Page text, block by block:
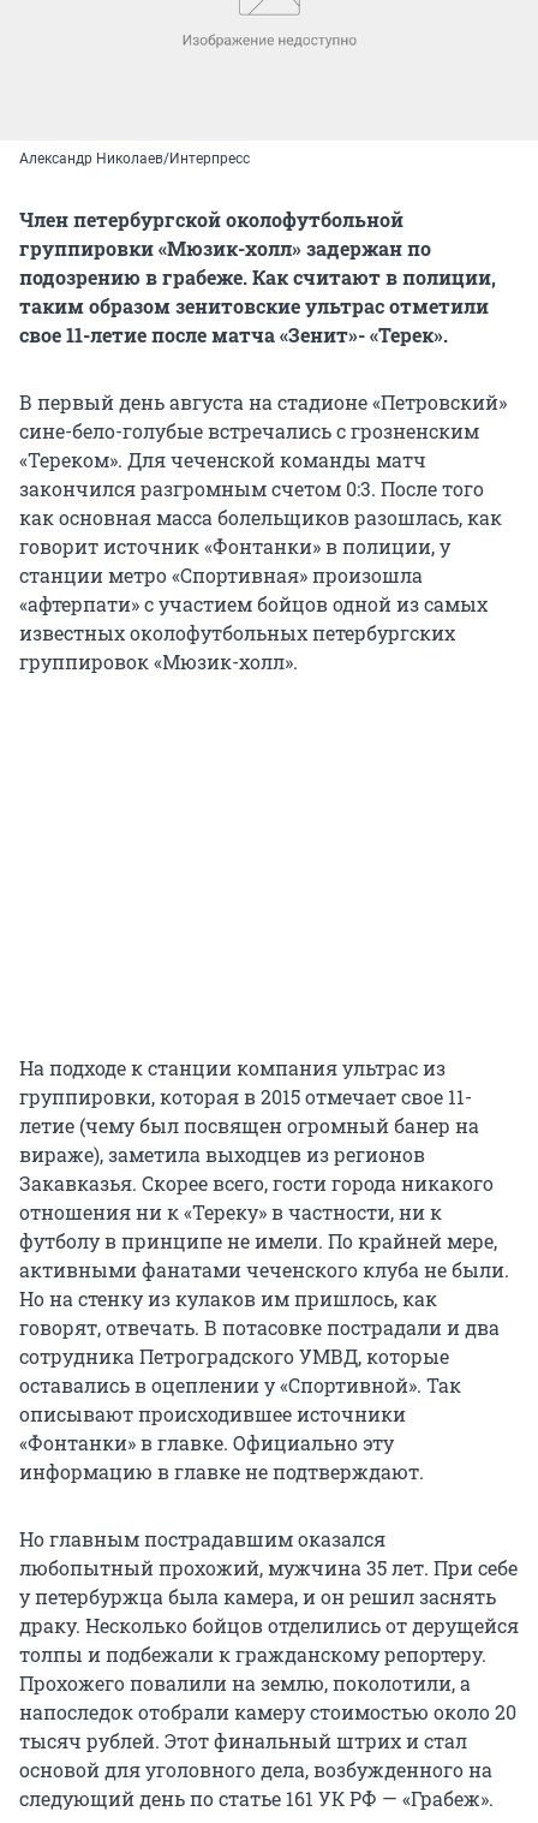
Александр Николаев/Интерпресс
Член петербургской околофутбольной
группировки «Мюзик-холл» задержан по
подозрению в грабеже. Как считают в полиции,
таким образом зенитовские ультрас отметили
свое 11-летие после матча «Зенит»- «Терек».
В первый день августа на стадионе «Петровский»
сине-бело-голубые встречались с грозненским
«Тереком». Для чеченской команды матч
закончился разгромным счетом 0:3. После того
как основная масса болельщиков разошлась, как
говорит источник «Фонтанки» в полиции, у
станции метро «Спортивная» произошла
«афтерпати» с участием бойцов одной из самых
известных околофутбольных петербургских
группировок «Мюзик-холл».
На подходе к станции компания ультрас из
группировки, которая в 2015 отмечает свое 11-
летие (чему был посвящен огромный банер на
вираже), заметила выходцев из регионов
Закавказья. Скорее всего, гости города никакого
отношения ни к «Тереку» в частности, ни к
футболу в принципе не имели. По крайней мере,
активными фанатами чеченского клуба не были.
Но на стенку из кулаков им пришлось, как
говорят, отвечать. В потасовке пострадали и два
сотрудника Петроградского УМВД, которые
оставались в оцеплении у «Спортивной». Так
описывают происходившее источники
«Фонтанки» в главке. Официально эту
информацию в главке не подтверждают.
Но главным пострадавшим оказался
любопытный прохожий, мужчина 35 лет. При себе
у петербуржца была камера, и он решил заснять
драку. Несколько бойцов отделились от дерущейся
толпы и подбежали к гражданскому репортеру.
Прохожего повалили на землю, поколотили, а
напоследок отобрали камеру стоимостью около 20
тысяч рублей. Этот финальный штрих и стал
основой для уголовного дела, возбужденного на
следующий день по статье 161 УК РФ — «Грабеж».